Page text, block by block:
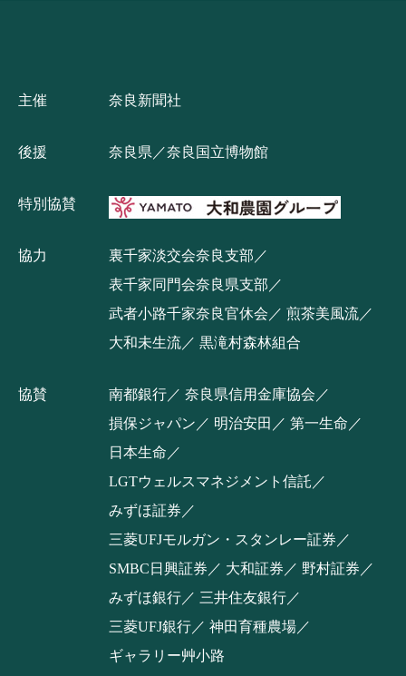
主催 奈良新聞社
後援 奈良県／奈良国立博物館
特別協賛
協力
裏千家淡交会奈良支部
表千家同門会奈良県支部
武者小路千家奈良官休会
煎茶美風流
大和未生流
黒滝村森林組合
協賛 南都銀行
奈良県信用金庫協会
損保ジャパン
明治安田
第一生命
日本生命
LGTウェルスマネジメント信託
みずほ証券
三菱UFJモルガン・スタンレー証券
SMBC日興証券
大和証券
野村証券
みずほ銀行
三井住友銀行
三菱UFJ銀行
神田育種農場
ギャラリー艸小路